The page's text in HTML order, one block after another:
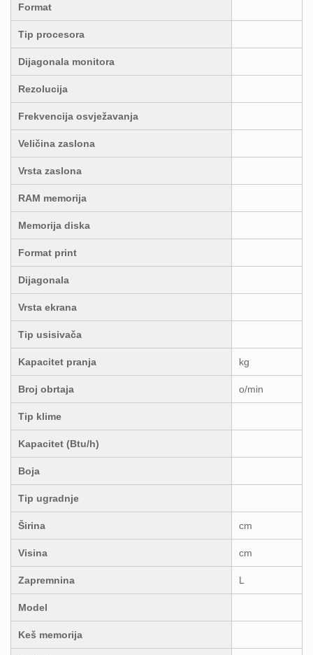
Format
Tip procesora
Dijagonala monitora
Rezolucija
Frekvencija osvježavanja
Veličina zaslona
Vrsta zaslona
RAM memorija
Memorija diska
Format print
Dijagonala
Vrsta ekrana
Tip usisivača
Kapacitet pranja kg
Broj obrtaja o/min
Tip klime
Kapacitet (Btu/h)
Boja
Tip ugradnje
Širina cm
Visina cm
Zapremnina L
Model
Keš memorija